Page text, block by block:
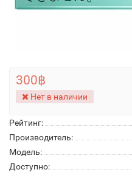
Рейтинг:
Производитель:
Модель:
Доступно:
300฿
Нет в наличии